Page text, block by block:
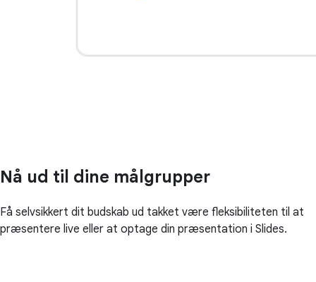
Nå ud til dine målgrupper
Få selvsikkert dit budskab ud takket være fleksibiliteten til at
præsentere live eller at optage din præsentation i Slides.